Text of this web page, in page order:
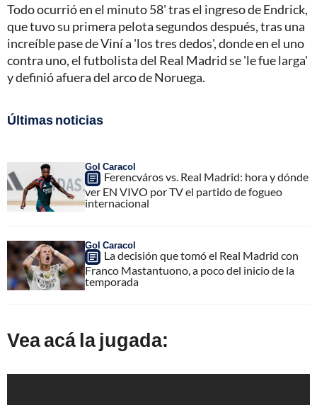
Todo ocurrió en el minuto 58' tras el ingreso de Endrick,
que tuvo su primera pelota segundos después, tras una
increíble pase de Viní a 'los tres dedos', donde en el uno
contra uno, el futbolista del Real Madrid se 'le fue larga'
y definió afuera del arco de Noruega.
Últimas noticias
Gol Caracol
Ferencváros vs. Real Madrid: hora y dónde
ver EN VIVO por TV el partido de fogueo
internacional
Gol Caracol
La decisión que tomó el Real Madrid con
Franco Mastantuono, a poco del inicio de la
temporada
Vea acá la jugada: